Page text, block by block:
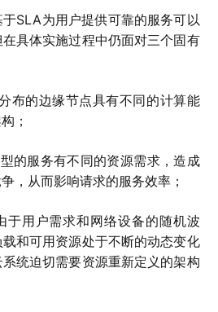
SLA为用户提供可靠的服务可以
具体实施过程中仍面对三个固有
分布的边缘节点具有不同的计算能
；
型的服务有不同的资源需求，造成
，从而影响请求的服务效率；
于用户需求和网络设备的随机波
和可用资源处于不断的动态变化
统迫切需要资源重新定义的架构